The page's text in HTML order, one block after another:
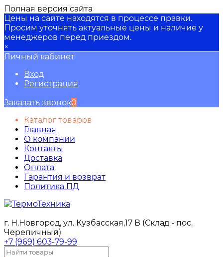
Полная версия сайта
Цены на сайте находятся в процессе правки.
Просим уточнять актуальные цены и наличие у
менеджеров перед приездом.
×
Личный кабинет
Вход
Регистрация
Заказать звонок0
Каталог товаров
Главная
О компании
Контакты
Доставка
Оплата
Гарантия и возврат
Политика ПД
г. Н.Новгород, ул. Кузбасская,17 В (Склад - пос.
Черепичный)
+7 (969) 603-79-99